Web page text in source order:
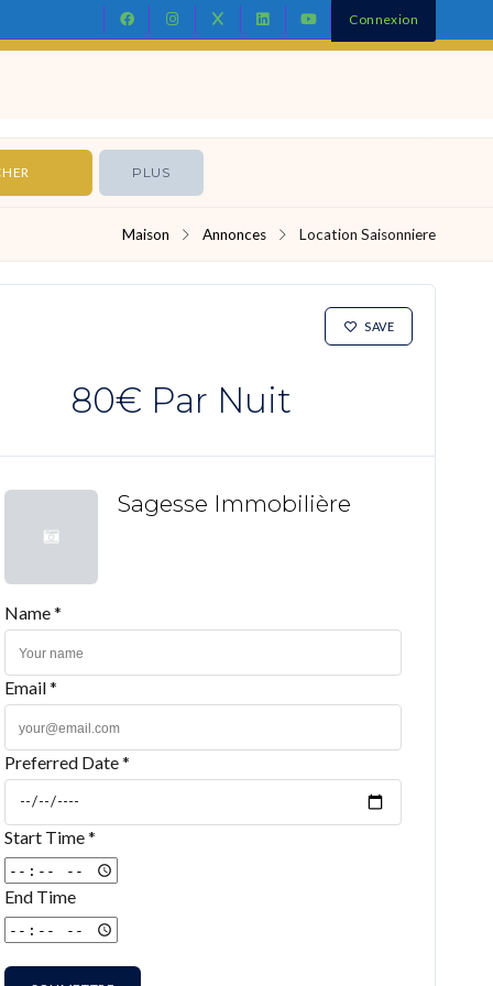
Connexion
PLUS
Maison Annonces Location Saisonniere
SAVE
80€ Par Nuit
Sagesse Immobilière
Name *
Email *
Preferred Date *
Start Time *
End Time